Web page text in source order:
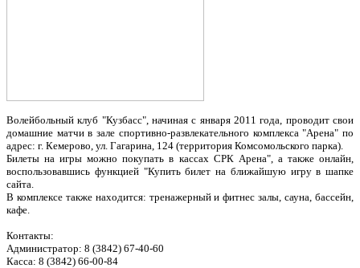
Волейбольный клуб "Кузбасс", начиная с января 2011 года, проводит свои
домашние матчи в зале спортивно-развлекательного комплекса "Арена" по
адрес: г. Кемерово, ул. Гагарина, 124 (территория Комсомольского парка).
Билеты на игры можно покупать в кассах СРК Арена", а также онлайн,
воспользовавшись функцией "Купить билет на ближайшую игру в шапке
сайта.
В комплексе также находится: тренажерный и фитнес залы, сауна, бассейн,
кафе.
Контакты:
Администратор: 8 (3842) 67-40-60
Касса: 8 (3842) 66-00-84